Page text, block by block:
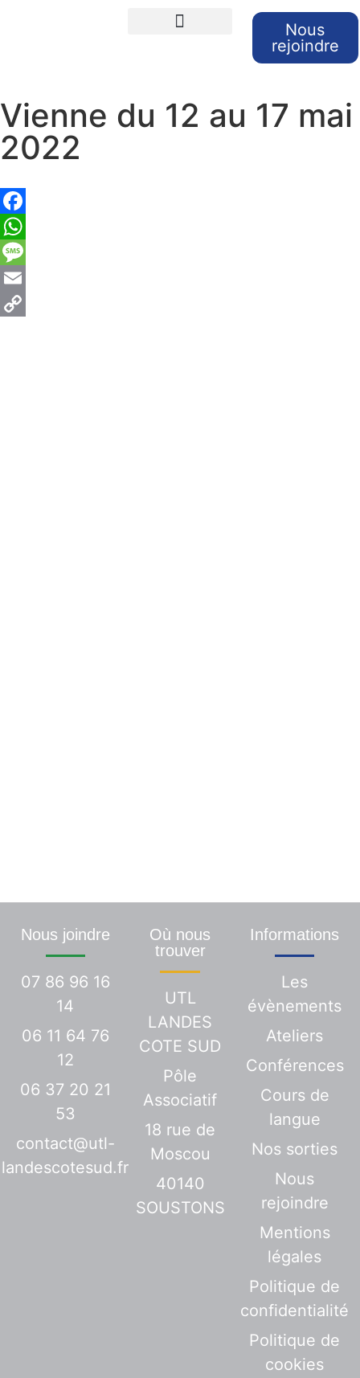
Nous
rejoindre
Vienne du 12 au 17 mai
2022
Facebook
WhatsApp
Message
Email
Nous joindre
07 86 96 16
14
06 11 64 76
12
06 37 20 21
53
contact@utl-
landescotesud.fr
Où nous
trouver
UTL
LANDES
COTE SUD
Pôle
Associatif
18 rue de
Moscou
40140
SOUSTONS
Informations
Les
évènements
Ateliers
Conférences
Cours de
langue
Nos sorties
Nous
rejoindre
Mentions
légales
Politique de
confidentialité
Politique de
cookies